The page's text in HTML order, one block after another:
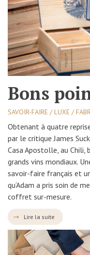
Bons
SAVOIR-FAIRE / LUXE /
Obtenant à quatre
par le critique James
Casa Apostolle, au Chili,
grands vins mondiaux.
savoir-faire français et
qu’Adam a pris soin de
coffret sur-mesure.
Lire la suite